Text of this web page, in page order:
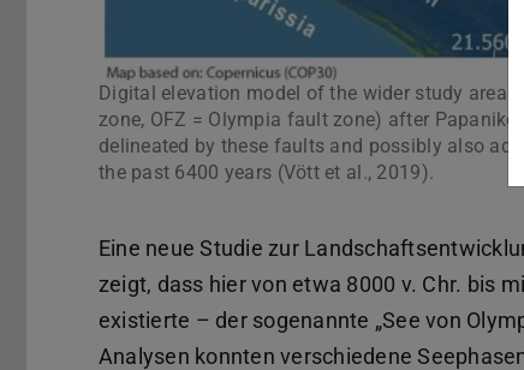
Digital elevation model of the wider study area
zone, OFZ = Olympia fault zone) after
delineated by these faults and possibly also
the past 6400 years (Vött et al., 2019).
Eine neue Studie zur
zeigt, dass hier von etwa 8000 v. Chr. bis
existierte – der sogenannte „See von
Analysen konnten verschiedene